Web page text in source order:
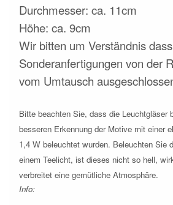
Durchmesser: ca. 11cm
Höhe: ca. 9cm
Wir bitten um Verständnis dass
Sonderanfertigungen von der
vom Umtausch
Bitte beachten Sie, dass die Leuchtgläser
besseren Erkennung der Motive mit einer
1,4 W beleuchtet wurden. Beleuchten Sie
einem Teelicht, ist dieses nicht so hell,
verbreitet eine gemütliche Atmosphäre.
Info: